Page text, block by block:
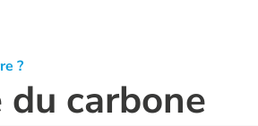
?
carbone